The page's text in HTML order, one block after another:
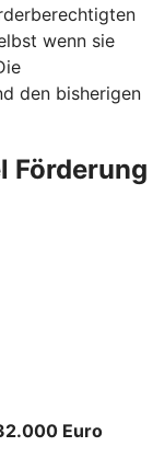
wenn sie
den bisherigen
Förderung
Euro